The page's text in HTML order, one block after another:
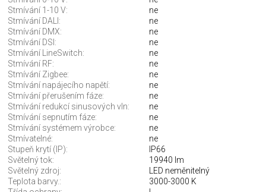
Stmívání 1-10 V:
ne
Stmívání DALI:
ne
Stmívání DMX:
ne
Stmívání DSI:
ne
Stmívání LineSwitch:
ne
Stmívání RF:
ne
Stmívání Zigbee:
ne
Stmívání napájecího napětí:
ne
Stmívání přerušením fáze:
ne
Stmívání redukcí sinusových vln:
ne
Stmívání sepnutím fáze:
ne
Stmívání systémem výrobce:
ne
Stmívatelné:
ne
Stupeň krytí (IP):
IP66
Světelný tok:
19940 lm
Světelný zdroj:
LED neměnitelný
Teplota barvy.:
3000-3000 K